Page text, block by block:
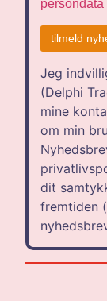
persondata
Jeg
(Delphi
mine
om min
dit
fremtiden